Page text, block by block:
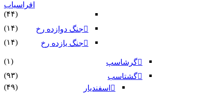
افراسیاب
(۴۴)
جنگ دوازده رخ
(۱۴)
جنگ یازده رخ
(۱۴)
گرشاسپ
(۱)
گشتاسب
(۹۳)
اسفندیار
(۴۹)